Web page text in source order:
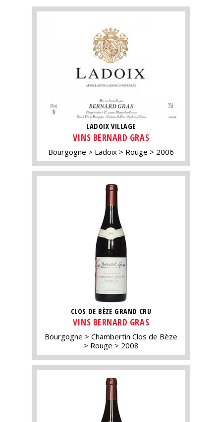
LADOIX VILLAGE
VINS BERNARD GRAS
Bourgogne Ladoix Rouge 2006
CLOS DE BÈZE GRAND CRU
VINS BERNARD GRAS
Bourgogne
Chambertin Clos de Bèze
Rouge
2008